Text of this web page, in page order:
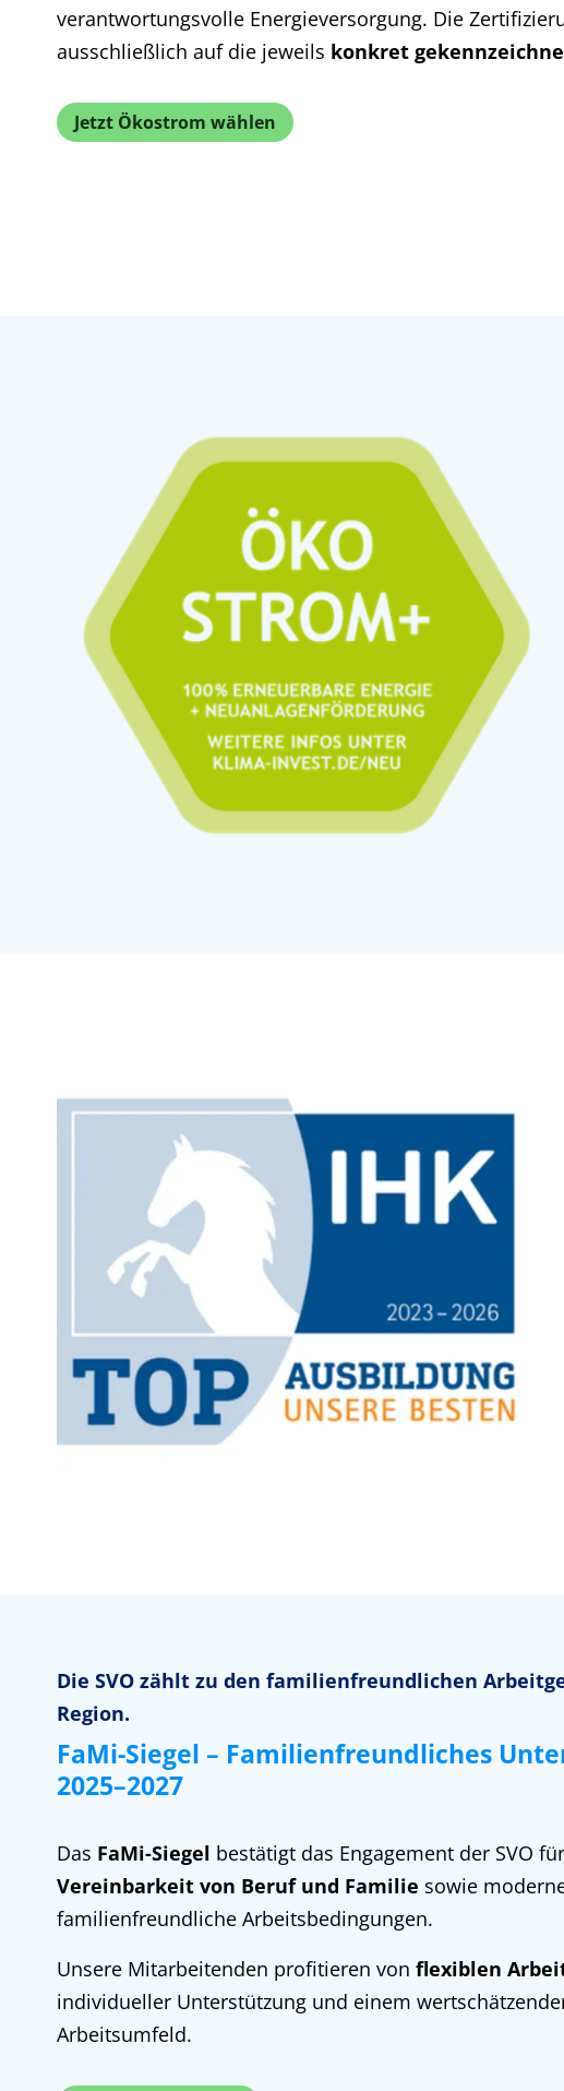
verantwortungsvolle Energieversorgung. Die
ausschließlich auf die jeweils konkret
Jetzt Ökostrom wählen
Die SVO zählt zu den familienfreundlichen
Region.
FaMi-Siegel – Familienfreundliches
2025–2027
Das FaMi-Siegel bestätigt das Engagement der SVO für
Vereinbarkeit von Beruf und Familie sowie
familienfreundliche Arbeitsbedingungen.
Unsere Mitarbeitenden profitieren vonflexiblen
individueller Unterstützung und einem
Arbeitsumfeld.